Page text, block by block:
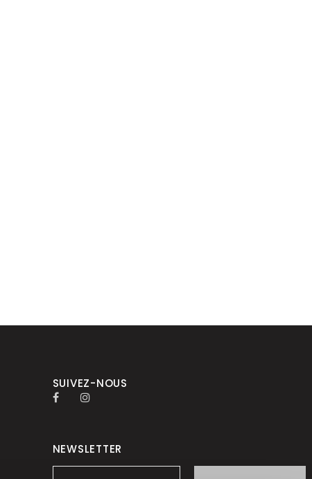
SUIVEZ-NOUS
NEWSLETTER